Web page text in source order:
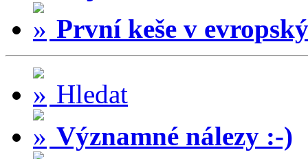
První keše v
Hledat
Významné nálezy :-)